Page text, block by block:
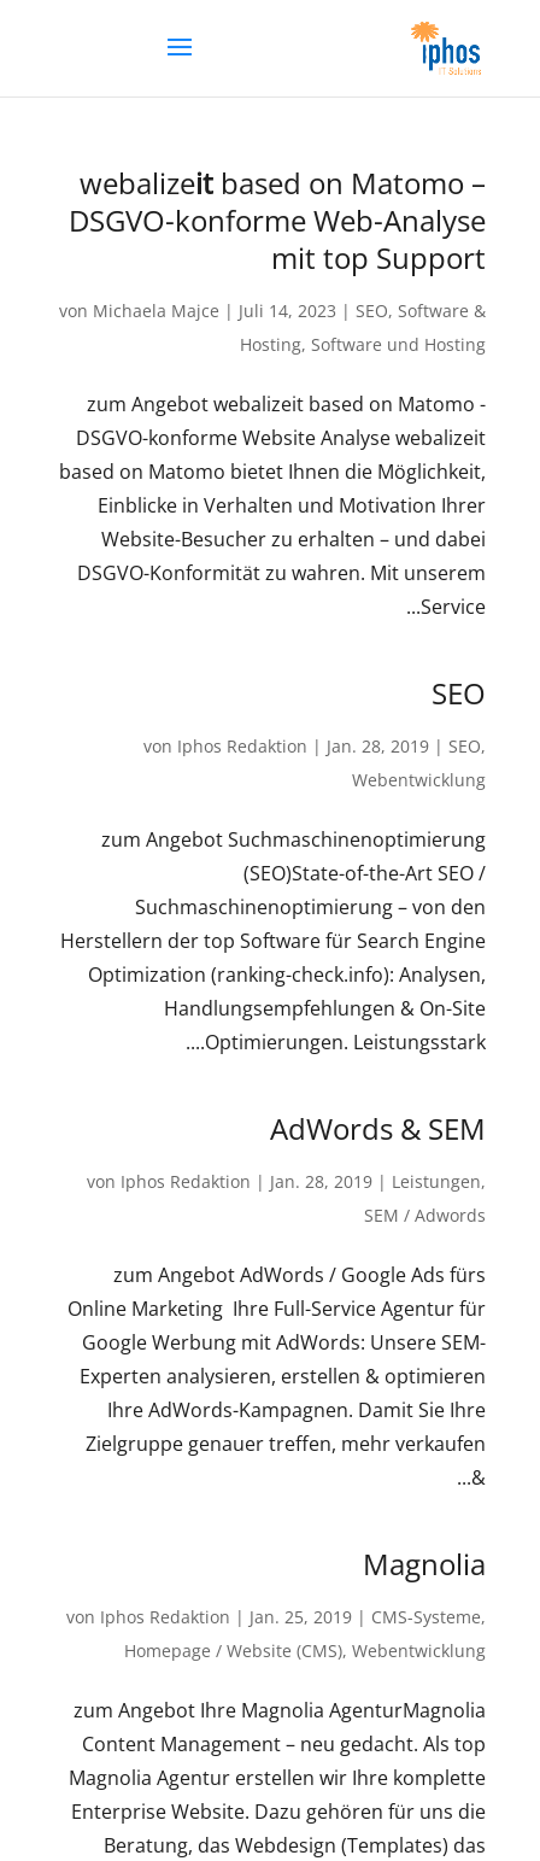
webalizeit based on Matomo –
DSGVO-konforme Web-Analyse
mit top Support
von Michaela Majce | Juli 14, 2023 |SEO,Software &
Hosting,Software und Hosting
zum Angebot webalizeit based on Matomo -
DSGVO-konforme Website Analyse webalizeit
based on Matomo bietet Ihnen die Möglichkeit,
Einblicke in Verhalten und Motivation Ihrer
Website-Besucher zu erhalten – und dabei
DSGVO-Konformität zu wahren. Mit unserem
Service...
SEO
von Iphos Redaktion | Jan. 28, 2019 |SEO,
Webentwicklung
zum Angebot Suchmaschinenoptimierung
(SEO)State-of-the-Art SEO /
Suchmaschinenoptimierung – von den
Herstellern der top Software für Search Engine
Optimization (ranking-check.info): Analysen,
Handlungsempfehlungen & On-Site
Optimierungen. Leistungsstark....
AdWords & SEM
von Iphos Redaktion | Jan. 28, 2019 | Leistungen,
SEM / Adwords
zum Angebot AdWords / Google Ads fürs
Online Marketing Ihre Full-Service Agentur für
Google Werbung mit AdWords: Unsere SEM-
Experten analysieren, erstellen & optimieren
Ihre AdWords-Kampagnen. Damit Sie Ihre
Zielgruppe genauer treffen, mehr verkaufen
&...
Magnolia
von Iphos Redaktion | Jan. 25, 2019 | CMS-Systeme,
Homepage / Website (CMS),Webentwicklung
zum Angebot Ihre Magnolia AgenturMagnolia
Content Management – neu gedacht. Als top
Magnolia Agentur erstellen wir Ihre komplette
Enterprise Website. Dazu gehören für uns die
Beratung, das Webdesign (Templates) das